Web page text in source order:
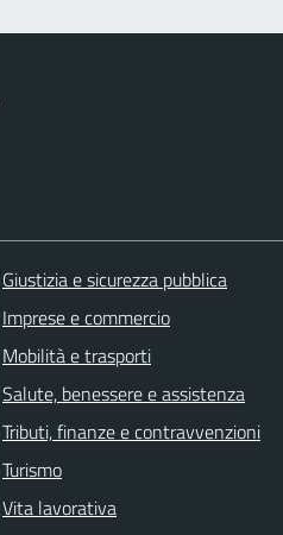
Giustizia e sicurezza pubblica
Imprese e commercio
Mobilità e trasporti
Salute, benessere e assistenza
Tributi, finanze e contravvenzioni
Turismo
Vita lavorativa